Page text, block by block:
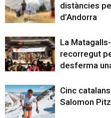
distàncies
d’Andorra
La
recorregut
desferma
Cinc
Salomon